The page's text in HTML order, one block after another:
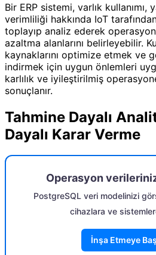
Bir ERP sistemi, varlık
verimliliği hakkında IoT
toplayıp analiz ederek
azaltma alanlarını belirleyebilir.
kaynaklarını optimize etmek ve
indirmek için uygun önlemleri
karlılık ve iyileştirilmiş
sonuçlanır.
Tahmine Dayalı
Dayalı Karar Verme
Operasyon
PostgreSQL veri modelinizi
cihazlara ve
İnşa Etmeye